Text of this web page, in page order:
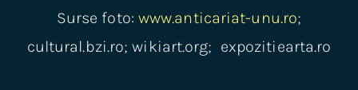
Surse foto: www.anticariat-unu.ro;
cultural.bzi.ro; wikiart.org; expozitiearta.ro